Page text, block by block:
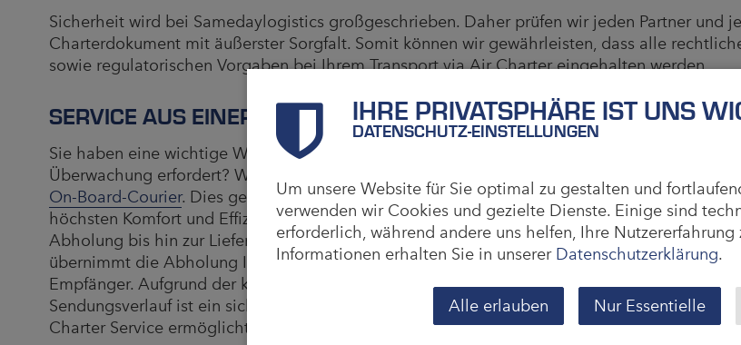
Sicherheit wird bei Samedaylogistics großgeschrieben. Daher prüfen wir jeden Partner und
Charterdokument mit äußerster Sorgfalt. Somit können wir gewährleisten, dass alle
sowie regulatorischen Vorgaben bei Ihrem Transport via Air Charter eingehalten werden.
SERVICE AUS EINER HAND
Sie haben eine wichtige Ware, die schnellstmöglich versendet werden soll und eine
Überwachung erfordert? Wir bieten unseren Air Charter Service auch in Kombination mit
On-Board-Courier. Dies gewährleistet nicht nur ein Höchstmaß an Sicherheit, sondern auch
höchsten Komfort und Effizienz. Mit dieser maßgeschneiderten Lösung erfolgt der Transport
Abholung bis hin zur Lieferung durch einen persönlichen On-Board-Courier.
übernimmt die Abholung Ihrer Ware beim Absender und die professionelle Lieferung beim
Empfänger. Aufgrund der kontinuierlichen Überwachung sowie Statusmitteilungen über den
Sendungsverlauf ist ein sicherer Transport garantiert. Egal, ob national oder international,
Charter Service ermöglicht die schnellstmögliche Lieferung Ihrer Ware zum gewünschten
IHRE PRIVATSPHÄRE IST UNS
DATENSCHUTZ-EINSTELLUNGEN
Um unsere Website für Sie optimal zu gestalten und
verwenden wir Cookies und gezielte Dienste. Einige sind
erforderlich, während andere uns helfen, Ihre Nutzererfahrung
Informationen erhalten Sie in unserer Datenschutzerklärung.
Alle erlauben Nur Essentielle